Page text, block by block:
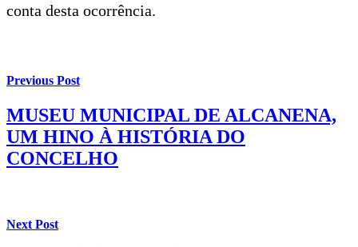
conta desta ocorrência.
Previous Post
MUSEU MUNICIPAL DE ALCANENA,
UM HINO À HISTÓRIA DO
CONCELHO
Next Post